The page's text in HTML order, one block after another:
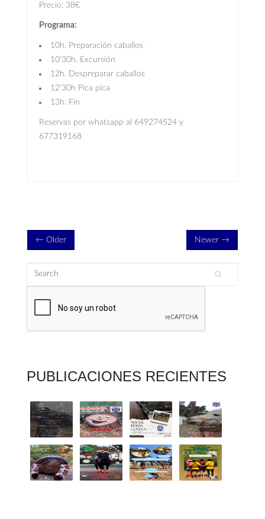
Precio: 38€
Programa:
10h. Preparación caballos
10'30h. Excursión
12h. Despreparar caballos
12'30h Pica pica
13h. Fin
Reservas por whatsapp al 649274524 y
677319168
← Older Newer →
Search
PUBLICACIONES RECIENTES